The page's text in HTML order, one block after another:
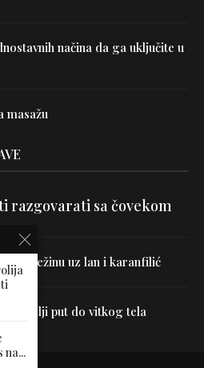
načina da ga uključite u
masažu
razgovarati sa čovekom
težinu uz lan i karanfilić
najbolji put do vitkog tela
na...